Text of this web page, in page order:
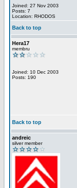
Joined: 27 Nov 2003
Posts: 7
Location: RHODOS
Back to top
Hera17
membru
Joined: 10 Dec 2003
Posts: 190
Back to top
andreic
silver member